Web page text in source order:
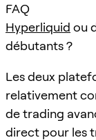
FAQ
Hyperliquid ou
débutants ?
Les deux
relativement
de trading
direct pour les